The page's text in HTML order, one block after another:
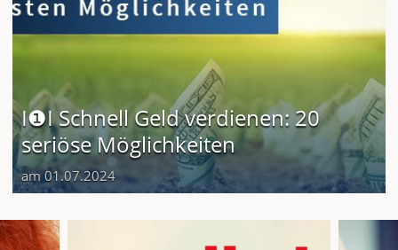
I❶I Schnell Geld verdienen: 20
seriöse Möglichkeiten
am 01.07.2024